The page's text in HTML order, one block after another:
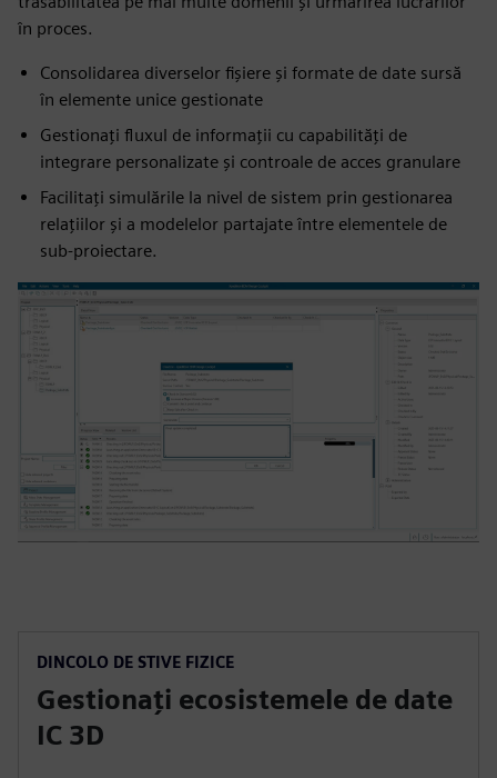
în proces.
Consolidarea diverselor fișiere și formate de date sursă
în elemente unice gestionate
Gestionați fluxul de informații cu capabilități de
integrare personalizate și controale de acces granulare
Facilitați simulările la nivel de sistem prin gestionarea
relațiilor și a modelelor partajate între elementele de
sub-proiectare.
DINCOLO DE STIVE FIZICE
Gestionați ecosistemele de date
IC 3D